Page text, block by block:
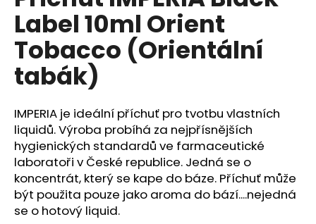
0,0
5
hvězdiček.
Label 10ml Orient
Tobacco (Orientální
tabák)
IMPERIA je ideální příchuť pro tvotbu vlastních
liquidů. Výroba probíhá za nejpřísnějších
hygienických standardů ve farmaceutické
laboratoři v České republice. Jedná se o
koncentrát, který se kape do báze. Příchuť může
být použita pouze jako aroma do bází....nejedná
se o hotový liquid.
a
j
í
t
?
HLEDAT